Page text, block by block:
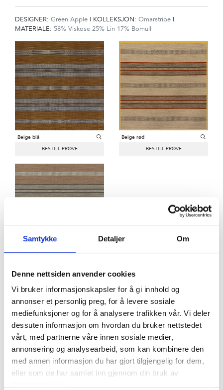
Samtykke Detaljer Om
Denne nettsiden anvender cookies
Vi bruker informasjonskapsler for å gi innhold og
annonser et personlig preg, for å levere sosiale
mediefunksjoner og for å analysere trafikken vår. Vi deler
dessuten informasjon om hvordan du bruker nettstedet
vårt, med partnerne våre innen sosiale medier,
annonsering og analysearbeid, som kan kombinere den
med annen informasjon du har gjort tilgjengelig for dem,
eller som de har samlet inn gjennom din bruk av
OSS
NYHETSBREV
DESIGNER: Green Apple | KOLLEKSJON: Omarstripe |
MATERIALE: 58% Viskose 25% Lin 17% Bomull
Beige blå Beige rød
DESIGNER:Green Apple |KOLLEKSJON:Indira|MATERIALE:
36% Bomull 24% Ull 3% Alpakka 27% Akryl mfl.